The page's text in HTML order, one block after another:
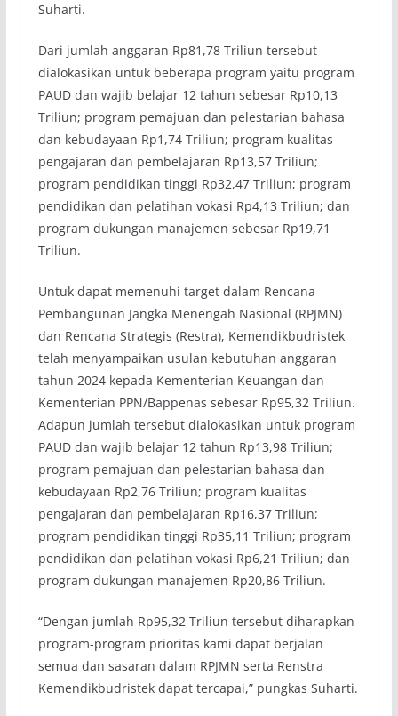
Suharti.
Dari jumlah anggaran Rp81,78 Triliun tersebut
dialokasikan untuk beberapa program yaitu program
PAUD dan wajib belajar 12 tahun sebesar Rp10,13
Triliun; program pemajuan dan pelestarian bahasa
dan kebudayaan Rp1,74 Triliun; program kualitas
pengajaran dan pembelajaran Rp13,57 Triliun;
program pendidikan tinggi Rp32,47 Triliun; program
pendidikan dan pelatihan vokasi Rp4,13 Triliun; dan
program dukungan manajemen sebesar Rp19,71
Triliun.
Untuk dapat memenuhi target dalam Rencana
Pembangunan Jangka Menengah Nasional (RPJMN)
dan Rencana Strategis (Restra), Kemendikbudristek
telah menyampaikan usulan kebutuhan anggaran
tahun 2024 kepada Kementerian Keuangan dan
Kementerian PPN/Bappenas sebesar Rp95,32 Triliun.
Adapun jumlah tersebut dialokasikan untuk program
PAUD dan wajib belajar 12 tahun Rp13,98 Triliun;
program pemajuan dan pelestarian bahasa dan
kebudayaan Rp2,76 Triliun; program kualitas
pengajaran dan pembelajaran Rp16,37 Triliun;
program pendidikan tinggi Rp35,11 Triliun; program
pendidikan dan pelatihan vokasi Rp6,21 Triliun; dan
program dukungan manajemen Rp20,86 Triliun.
“Dengan jumlah Rp95,32 Triliun tersebut diharapkan
program-program prioritas kami dapat berjalan
semua dan sasaran dalam RPJMN serta Renstra
Kemendikbudristek dapat tercapai,” pungkas Suharti.